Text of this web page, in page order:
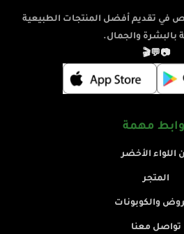
في تقديم أفضل المنتجات الطبيعية
بالبشرة والجمال.
📷
💬
🎬
مهمة
اللواء الأخضر
المتجر
والكوبونات
تواصل معنا